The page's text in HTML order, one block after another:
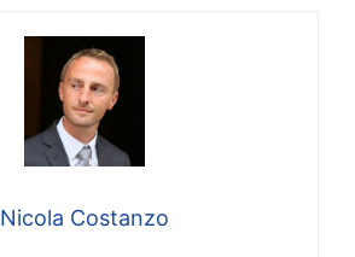
Nicola Costanzo